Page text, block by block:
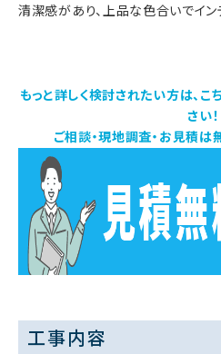
清潔感があり、上品な色合いでイン
もっと詳しく検討されたい方は、
さい！
ご相談・現地調査・お見積
工事内容